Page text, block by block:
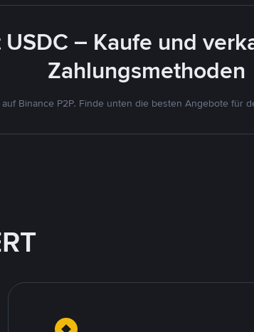
– Kaufe und
Zahlungsmethoden
auf Binance P2P. Finde unten die besten Angebote für